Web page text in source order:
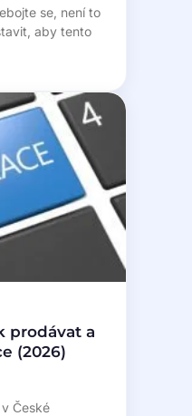
se, není to
aby tento
prodávat a
(2026)
České